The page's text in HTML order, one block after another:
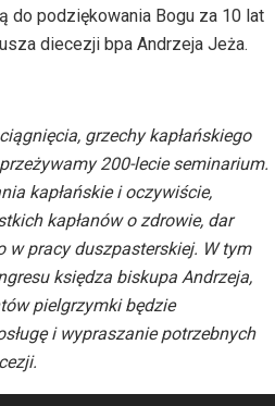
do podziękowania Bogu za 10 lat
diecezji bpa Andrzeja Jeża.
grzechy kapłańskiego
200-lecie seminarium.
kapłańskie i oczywiście,
kapłanów o zdrowie, dar
w pracy duszpasterskiej. W tym
księdza biskupa Andrzeja,
pielgrzymki będzie
i wypraszanie potrzebnych